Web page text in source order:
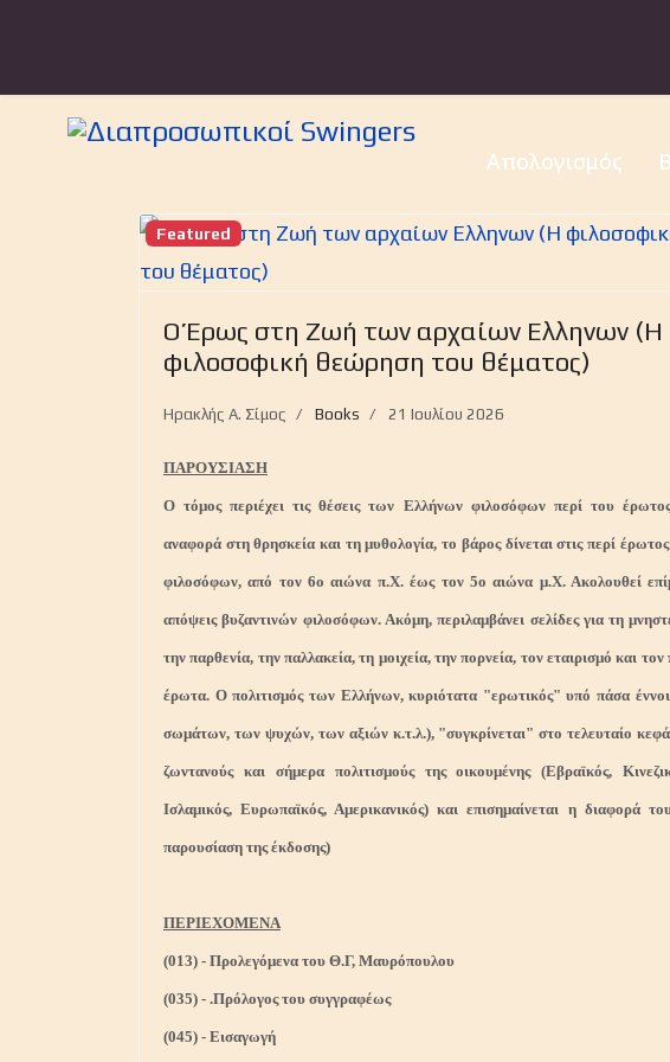
Απολογισμός
Featured
Ο Έρως στη Ζωή των αρχαίων Ελληνων (H
φιλοσοφική θεώρηση του θέματος)
Ηρακλής Α. Σίμος Books 21 Ιουλίου 2026
ΠΑΡΟΥΣΙΑΣΗ
Ο τόμος περιέχει τις θέσεις των Ελλήνων φιλοσόφων περί του
αναφορά στη θρησκεία και τη μυθολογία, το βάρος δίνεται στις περί
φιλοσόφων, από τον 6ο αιώνα π.Χ. έως τον 5ο αιώνα μ.Χ. Ακολουθεί
απόψεις βυζαντινών φιλοσόφων. Ακόμη, περιλαμβάνει σελίδες για τη
την παρθενία, την παλλακεία, τη μοιχεία, την πορνεία, τον εταιρισμό και
έρωτα. Ο πολιτισμός των Ελλήνων, κυριότατα "ερωτικός" υπό πάσα
σωμάτων, των ψυχών, των αξιών κ.τ.λ.), "συγκρίνεται" στο τελευταίο
ζωντανούς και σήμερα πολιτισμούς της οικουμένης (Εβραϊκός,
Ισλαμικός, Ευρωπαϊκός, Αμερικανικός) και επισημαίνεται η διαφορά
παρουσίαση της έκδοσης)
ΠΕΡΙΕΧΟΜΕΝΑ
(013) - Προλεγόμενα του Θ.Γ, Μαυρόπουλου
(035) - .Πρόλογος του συγγραφέως
(045) - Εισαγωγή